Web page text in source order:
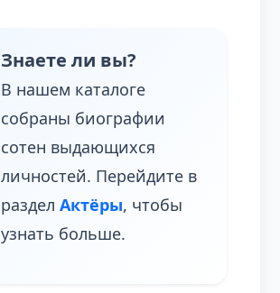
Знаете ли вы?
В нашем каталоге
собраны биографии
сотен выдающихся
личностей. Перейдите в
разделАктёры, чтобы
узнать больше.